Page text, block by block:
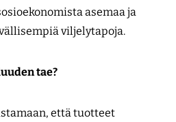
asemaa ja
viljelytapoja.
tae?
että tuotteet